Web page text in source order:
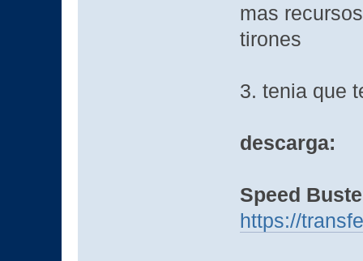
mas
tirones
3. tenia que
descarga:
Speed
https://